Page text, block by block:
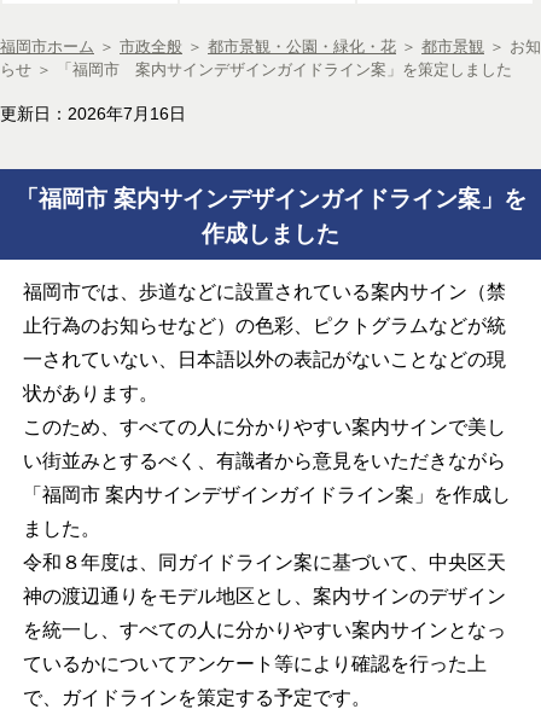
福岡市ホーム ＞ 市政全般 ＞ 都市景観・公園・緑化・花 ＞ 都市景観 ＞ お知
らせ ＞ 「福岡市 案内サインデザインガイドライン案」を策定しました
更新日：2026年7月16日
「福岡市 案内サインデザインガイドライン案」を
作成しました
福岡市では、歩道などに設置されている案内サイン（禁
止行為のお知らせなど）の色彩、ピクトグラムなどが統
一されていない、日本語以外の表記がないことなどの現
状があります。
このため、すべての人に分かりやすい案内サインで美し
い街並みとするべく、有識者から意見をいただきながら
「福岡市 案内サインデザインガイドライン案」を作成し
ました。
令和８年度は、同ガイドライン案に基づいて、中央区天
神の渡辺通りをモデル地区とし、案内サインのデザイン
を統一し、すべての人に分かりやすい案内サインとなっ
ているかについてアンケート等により確認を行った上
で、ガイドラインを策定する予定です。